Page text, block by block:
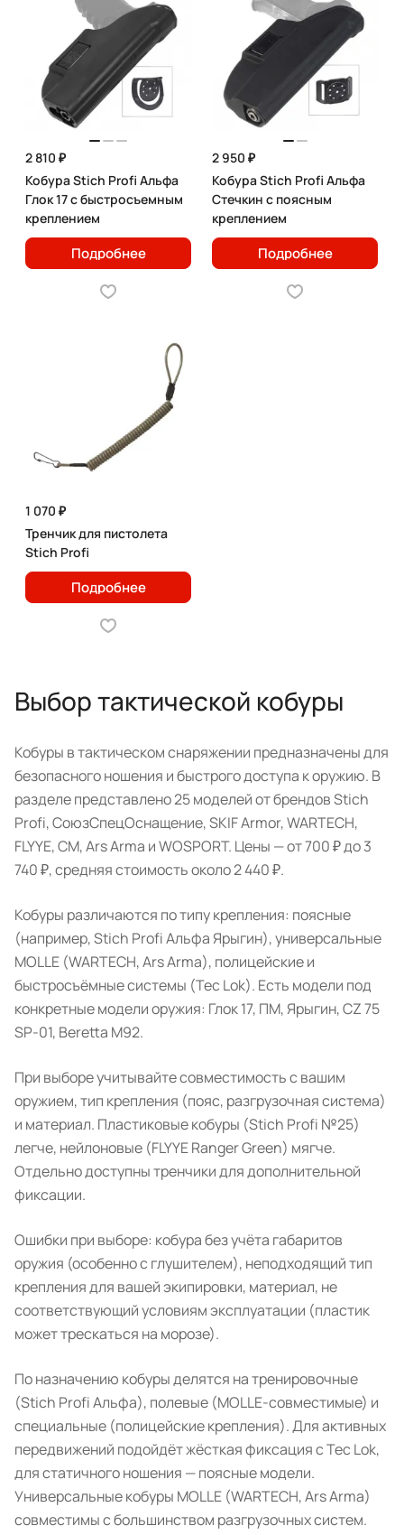
2 810 ₽
Кобура Stich Profi Альфа
Глок 17 с быстросъемным
креплением
Подробнее
2 950 ₽
Кобура Stich Profi Альфа
Стечкин с поясным
креплением
Подробнее
1 070 ₽
Тренчик для пистолета
Stich Profi
Подробнее
Выбор тактической кобуры
Кобуры в тактическом снаряжении предназначены для
безопасного ношения и быстрого доступа к оружию. В
разделе представлено 25 моделей от брендов Stich
Profi, СоюзСпецОснащение, SKIF Armor, WARTECH,
FLYYE, CM, Ars Arma и WOSPORT. Цены — от 700 ₽ до 3
740 ₽, средняя стоимость около 2 440 ₽.
Кобуры различаются по типу крепления: поясные
(например, Stich Profi Альфа Ярыгин), универсальные
MOLLE (WARTECH, Ars Arma), полицейские и
быстросъёмные системы (Tec Lok). Есть модели под
конкретные модели оружия: Глок 17, ПМ, Ярыгин, CZ 75
SP-01, Beretta M92.
При выборе учитывайте совместимость с вашим
оружием, тип крепления (пояс, разгрузочная система)
и материал. Пластиковые кобуры (Stich Profi №25)
легче, нейлоновые (FLYYE Ranger Green) мягче.
Отдельно доступны тренчики для дополнительной
фиксации.
Ошибки при выборе: кобура без учёта габаритов
оружия (особенно с глушителем), неподходящий тип
крепления для вашей экипировки, материал, не
соответствующий условиям эксплуатации (пластик
может трескаться на морозе).
По назначению кобуры делятся на тренировочные
(Stich Profi Альфа), полевые (MOLLE-совместимые) и
специальные (полицейские крепления). Для активных
передвижений подойдёт жёсткая фиксация с Tec Lok,
для статичного ношения — поясные модели.
Универсальные кобуры MOLLE (WARTECH, Ars Arma)
совместимы с большинством разгрузочных систем.